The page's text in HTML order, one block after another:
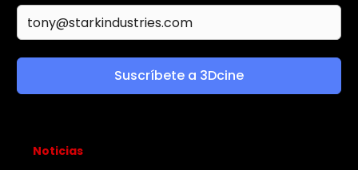
Suscríbete a 3Dcine
Noticias